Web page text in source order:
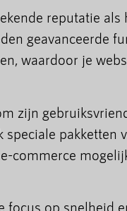
reputatie als
geavanceerde
waardoor je
zijn
pakketten
commerce
op snelheid